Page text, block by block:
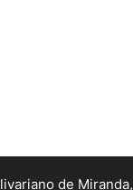
de Miranda,